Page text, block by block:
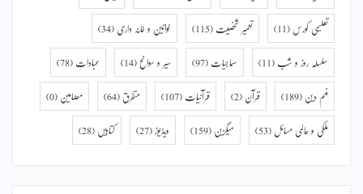
تعلیمی کورس (11) تعمیر شخصیت (115) خواتین و خانہ داری (34)
سلسلہ روز و شب (11) سماجیات (97) سیر و سوانح (14) عبادات (78)
فہم دین (189) قرآن (2) قرآنیات (107) متفرق (64) مضامین (0)
ملکی و عالمی مسائل (53) میگزین (159) ویڈیوز (27) کتابیں (28)